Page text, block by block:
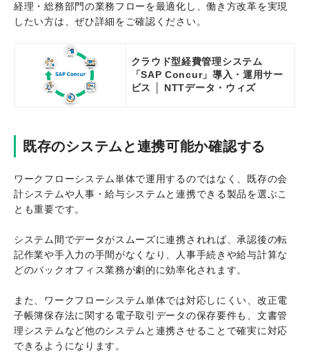
経理・総務部門の業務フローを最適化し、働き方改革を実現
したい方は、ぜひ詳細をご確認ください。
クラウド型経費管理システム
「SAP Concur」導入・運用サー
ビス │ NTTデータ・ウィズ
既存のシステムと連携可能か確認する
ワークフローシステム単体で運用するのではなく、既存の会
計システムや人事・給与システムと連携できる製品を選ぶこ
とも重要です。
システム間でデータがスムーズに連携されれば、承認後の転
記作業や手入力の手間がなくなり、人事手続きや給与計算な
どのバックオフィス業務が劇的に効率化されます。
また、ワークフローシステム単体では対応しにくい、改正電
子帳簿保存法に関する電子取引データの保存要件も、文書管
理システムなど他のシステムと連携させることで確実に対応
できるようになります。